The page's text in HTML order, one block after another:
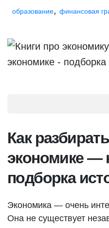
образование, финансовая
Как
экономике —
подборка
Экономика — очень
Она не существует